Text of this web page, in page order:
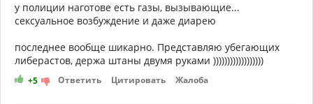
у полиции наготове есть газы, вызывающие...
сексуальное возбуждение и даже диарею
последнее вообще шикарно. Представляю убегающих
либерастов, держа штаны двумя руками ))))))))))))))))))
+5 Ответить Цитировать Жалоба